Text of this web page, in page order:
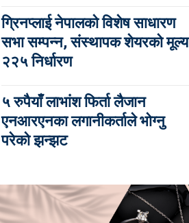
ग्रिनप्लाई नेपालको विशेष साधारण
सभा सम्पन्न, संस्थापक शेयरको मूल्य
२२५ निर्धारण
५ रुपैयाँ लाभांश फिर्ता लैजान
एनआरएनका लगानीकर्ताले भोग्नु
परेको झन्झट